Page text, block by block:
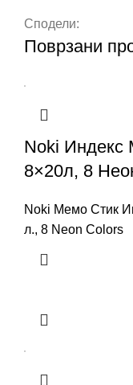
Сподели:
Поврзани
Noki
8×20л, 8
Noki Мемо Стик
л., 8 Neon Colors